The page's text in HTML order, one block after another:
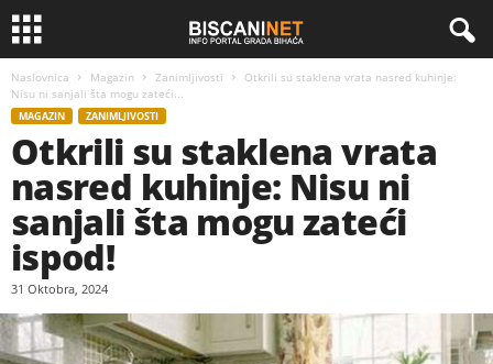
Naslovnica Magazin Zanimljivosti
Otkrili su staklena vrata nasred kuhinje:
Nisu ni sanjali šta mogu zateći...
MAGAZIN ZANIMLJIVOSTI
Otkrili su staklena vrata
nasred kuhinje: Nisu ni
sanjali šta mogu zateći
ispod!
31 Oktobra, 2024